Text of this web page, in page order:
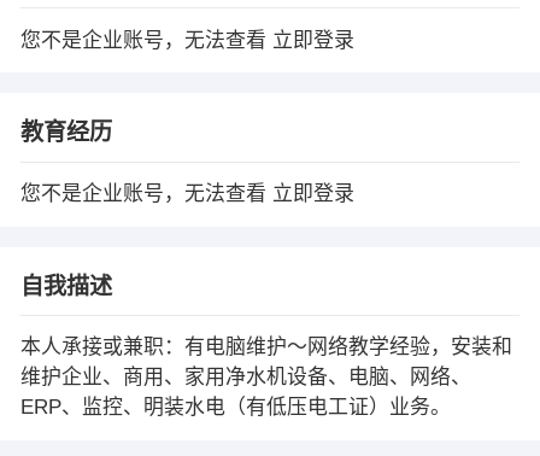
您不是企业账号，无法查看 立即登录
教育经历
您不是企业账号，无法查看 立即登录
自我描述
本人承接或兼职：有电脑维护～网络教学经验，安装和
维护企业、商用、家用净水机设备、电脑、网络、
ERP、监控、明装水电（有低压电工证）业务。